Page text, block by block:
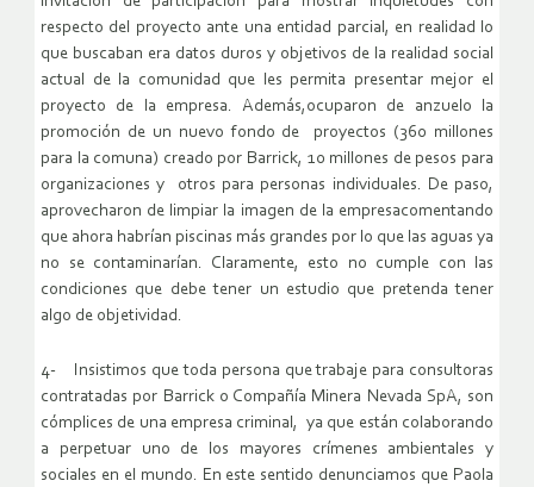
respecto del proyecto ante una entidad parcial, en realidad lo
que buscaban era datos duros y objetivos de la realidad social
actual de la comunidad que les permita presentar mejor el
proyecto de la empresa. Además,ocuparon de anzuelo la
promoción de un nuevo fondo de proyectos (360 millones
para la comuna) creado por Barrick, 10 millones de pesos para
organizaciones y otros para personas individuales. De paso,
aprovecharon de limpiar la imagen de la empresacomentando
que ahora habrían piscinas más grandes por lo que las aguas ya
no se contaminarían. Claramente, esto no cumple con las
condiciones que debe tener un estudio que pretenda tener
algo de objetividad.
4- Insistimos que toda persona que trabaje para consultoras
contratadas por Barrick o Compañía Minera Nevada SpA, son
cómplices de una empresa criminal, ya que están colaborando
a perpetuar uno de los mayores crímenes ambientales y
sociales en el mundo. En este sentido denunciamos que Paola